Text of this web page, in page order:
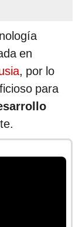
en
, por lo
para